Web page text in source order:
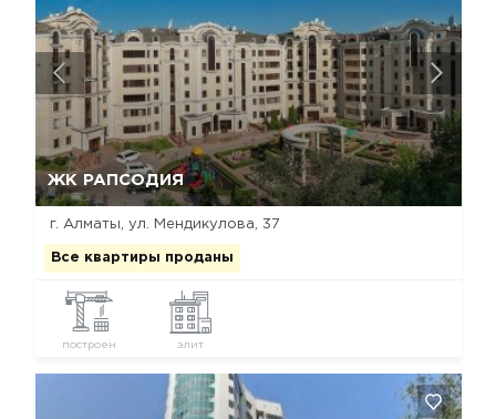
ЖК РАПСОДИЯ
г. Алматы, ул. Мендикулова, 37
Все квартиры проданы
построен элит
Да, удалить Отмена